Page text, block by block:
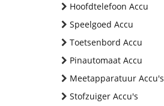
Hoofdtelefoon Accu
Speelgoed Accu
Toetsenbord Accu
Pinautomaat Accu
Meetapparatuur Accu's
Stofzuiger Accu's